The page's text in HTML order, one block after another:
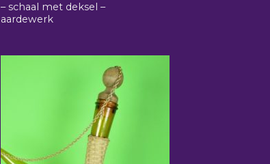
– schaal met deksel –
aardewerk